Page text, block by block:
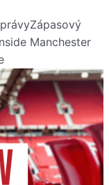
Zápasový
Manchester